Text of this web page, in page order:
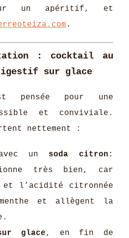
un apéritif, et
.
: cocktail au
sur glace
pensée pour une
et conviviale.
nettement :
un soda citron :
très bien, car
et l’acidité citronnée
et allègent la
glace, en fin de